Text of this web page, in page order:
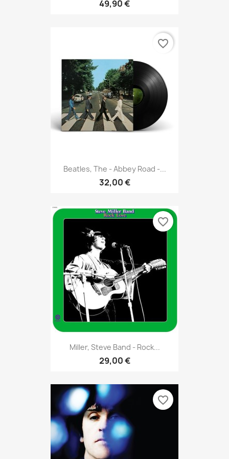
49,90 €
Beatles, The - Abbey Road -...
32,00 €
favorite_border
Miller, Steve Band - Rock...
29,00 €
favorite_border
favorite_border